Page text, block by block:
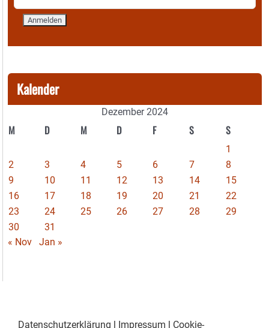
Kalender
Dezember 2024
M D M D F S S
1
2
3 4 5 6 7
8
9
10 11 12 13 14
15
16
17 18 19 20 21
22
23
24 25 26 27 28
29
30
31
« Nov
Jan »
Datenschutzerklärung | Impressum | Cookie-